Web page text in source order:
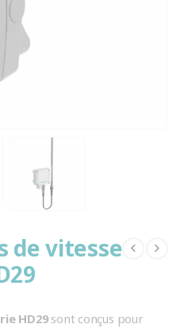
de vitesse
HD29sont conçus pour